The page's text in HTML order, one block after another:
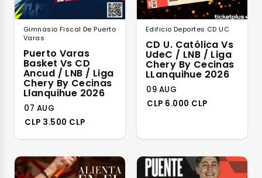
Gimnasio Fiscal De Puerto
Varas
Puerto Varas
Basket Vs CD
Ancud / LNB / Liga
Chery By Cecinas
Llanquihue 2026
07 AUG
CLP 3.500 CLP
Edificio Deportes CD UC
CD U. Católica Vs
UdeC / LNB / Liga
Chery By Cecinas
LLanquihue 2026
09 AUG
CLP 6.000 CLP